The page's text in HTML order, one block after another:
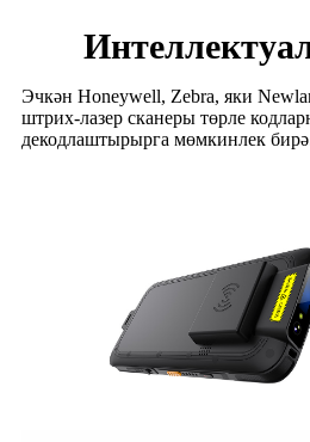
Эчкән Honeywell, Zebra, яки
штрих-лазер сканеры төрле
декодлаштырырга мөмкинлек